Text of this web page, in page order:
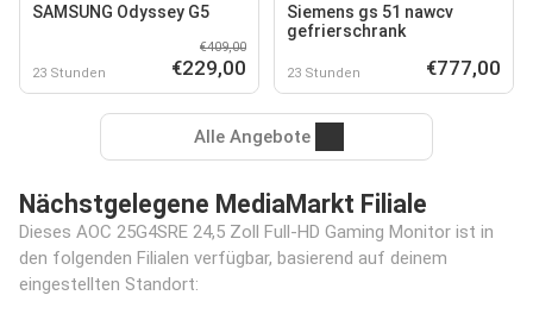
SAMSUNG Odyssey G5
23 Stunden
€409,00
€229,00
Siemens gs 51 nawcv
gefrierschrank
23 Stunden €777,00
Alle Angebote
Nächstgelegene MediaMarkt Filiale
Dieses AOC 25G4SRE 24,5 Zoll Full-HD Gaming Monitor ist in
den folgenden Filialen verfügbar, basierend auf deinem
eingestellten Standort: